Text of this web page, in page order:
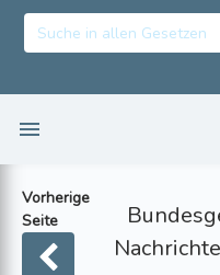
Vorherige
Seite